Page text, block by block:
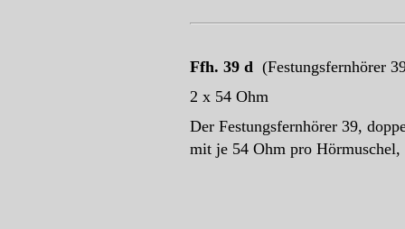
Ffh. 39 d (Festungsfernhörer
2 x 54 Ohm
Der Festungsfernhörer 39,
mit je 54 Ohm pro Hörmuschel,